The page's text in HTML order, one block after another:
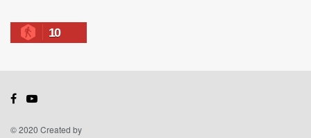
10
© 2020 Created by